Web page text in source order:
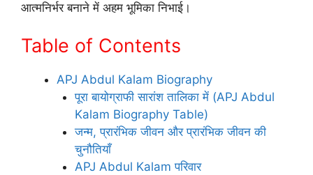
आत्मनिर्भर बनाने में अहम भूमिका निभाई।
Table of Contents
APJ Abdul Kalam Biography
पूरा बायोग्राफी सारांश तालिका में (APJ Abdul
Kalam Biography Table)
जन्म, प्रारंभिक जीवन और प्रारंभिक जीवन की
चुनौतियाँ
APJ Abdul Kalam परिवार